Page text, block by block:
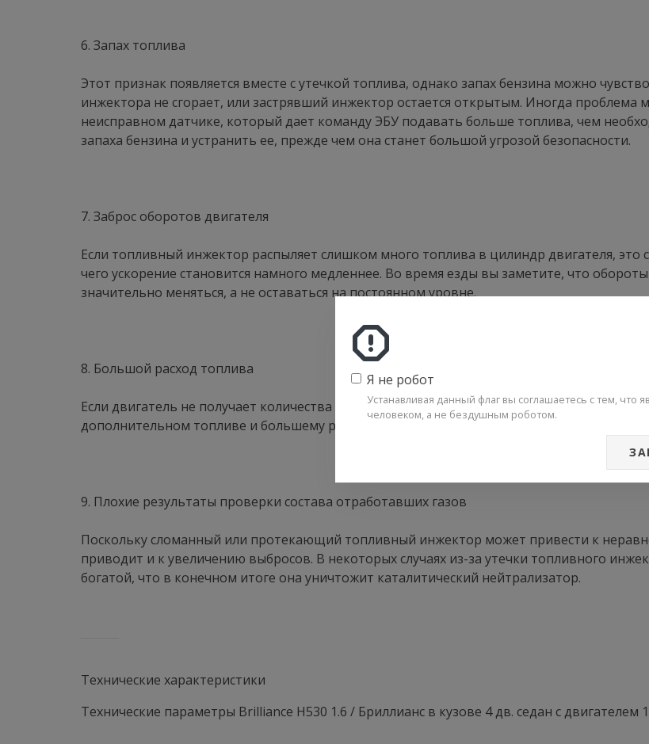
6. Запах топлива
Этот признак появляется вместе с утечкой топлива, однако запах бензина можно
инжектора не сгорает, или застрявший инжектор остается открытым. Иногда проблема
неисправном датчике, который дает команду ЭБУ подавать больше топлива, чем
запаха бензина и устранить ее, прежде чем она станет большой угрозой безопасности.
7. Заброс оборотов двигателя
Если топливный инжектор распыляет слишком много топлива в цилиндр двигателя, это
чего ускорение становится намного медленнее. Во время езды вы заметите, что
значительно меняться, а не оставаться на постоянном уровне.
8. Большой расход топлива
Если двигатель не получает количества топлива, необходимого для сгорания, это
дополнительном топливе и большему расходу топлива из-за его подачи, которая, по
9. Плохие результаты проверки состава отработавших газов
Поскольку сломанный или протекающий топливный инжектор может привести к
приводит и к увеличению выбросов. В некоторых случаях из-за утечки топливного
богатой, что в конечном итоге она уничтожит каталитический нейтрализатор.
Технические характеристики
Технические параметры Brilliance H530 1.6 / Бриллианс в кузове 4 дв. седан с двигателем
Я не робот
Устанавливая данный флаг вы соглашаетесь с тем, что
человеком, а не бездушным роботом.